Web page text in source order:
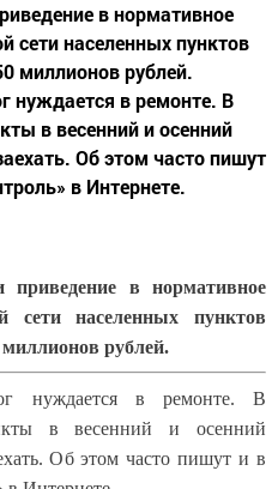
в нормативное
сети населенных пунктов
миллионов рублей.
нуждается в ремонте. В
в весенний и осенний
Об этом часто пишут
в Интернете.
в нормативное
сети населенных пунктов
рублей.
нуждается в ремонте. В
в весенний и осенний
Об этом часто пишут и в